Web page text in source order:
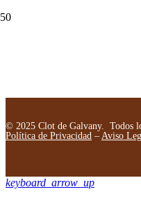
© 2025 Clot de Galvany. Todos
Política de Privacidad – Aviso
keyboard_arrow_up